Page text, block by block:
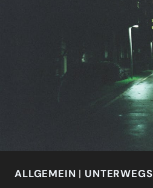
ALLGEMEIN | UNTERWEGS